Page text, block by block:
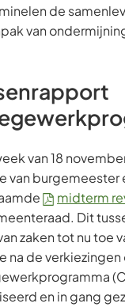
de
van
van 18
van burgemeester
midterm
Dit
zaken tot nu toe
na de verkiezingen
en in gang